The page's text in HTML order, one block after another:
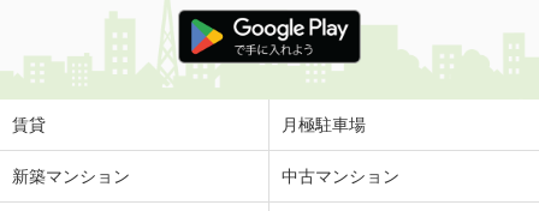
価 格
6万円
住 所
香川県高松市室町
専有面積
香川県高松市牟礼町牟礼
賃貸 月極駐車場
新築マンション 中古マンション